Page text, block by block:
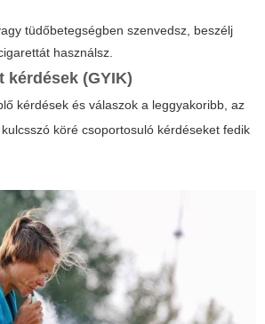
tüdőbetegségben szenvedsz, beszélj
használsz.
kérdések (GYIK)
kérdések és válaszok a leggyakoribb, az
kulcsszó köré csoportosuló kérdéseket fedik